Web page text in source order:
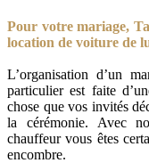
Pour votre mariage,
location de voiture de
L’organisation d’un
particulier est faite
chose que vos invités
la cérémonie. Avec
chauffeur vous êtes
encombre.